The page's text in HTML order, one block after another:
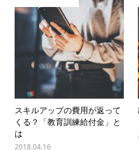
スキルアップの費用が返って
くる？「教育訓練給付金」と
は
2018.04.16